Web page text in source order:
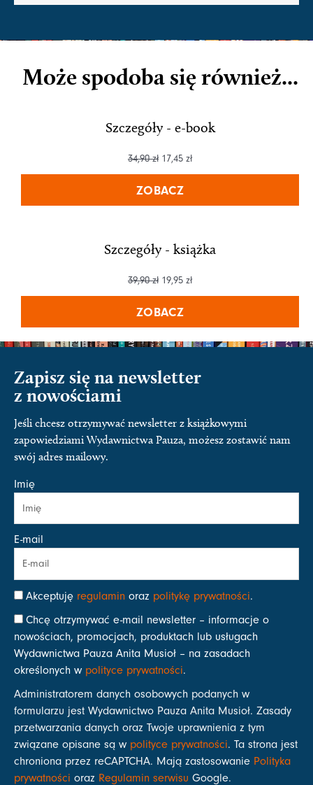
Może spodoba się również...
Szczegóły - e-book
34,90zł 17,45 zł
ZOBACZ
Szczegóły - książka
39,90zł 19,95 zł
ZOBACZ
Zapisz się na newsletter
z nowościami
Jeśli chcesz otrzymywać newsletter z książkowymi
zapowiedziami Wydawnictwa Pauza, możesz zostawić nam
swój adres mailowy.
Imię
E-mail
Akceptuję regulamin oraz politykę prywatności.
Chcę otrzymywać e-mail newsletter – informacje o
nowościach, promocjach, produktach lub usługach
Wydawnictwa Pauza Anita Musioł – na zasadach
określonych w polityce prywatności.
Administratorem danych osobowych podanych w
formularzu jest Wydawnictwo Pauza Anita Musioł. Zasady
przetwarzania danych oraz Twoje uprawnienia z tym
związane opisane są w polityce prywatności. Ta strona jest
chroniona przez reCAPTCHA. Mają zastosowanie Polityka
prywatności oraz Regulamin serwisu Google.